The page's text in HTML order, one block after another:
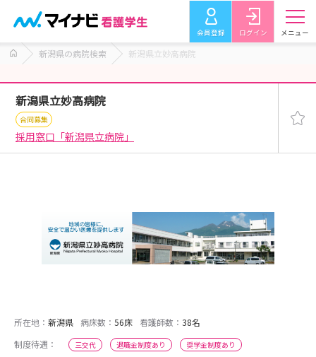
会員登録 ログイン メニュー
新潟県の病院検索 新潟県立妙高病院
新潟県立妙高病院
合同募集
採用窓口「新潟県立病院」
所在地： 新潟県 病床数： 56床 看護師数： 38名
制度待遇：
三交代 退職金制度あり 奨学金制度あり